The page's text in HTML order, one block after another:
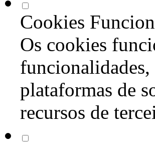
Cookies
Os cookies
plataformas de
recursos de